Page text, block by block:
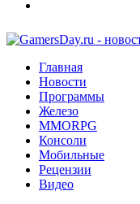
Главная
Новости
Программы
Железо
MMORPG
Консоли
Мобильные
Рецензии
Видео